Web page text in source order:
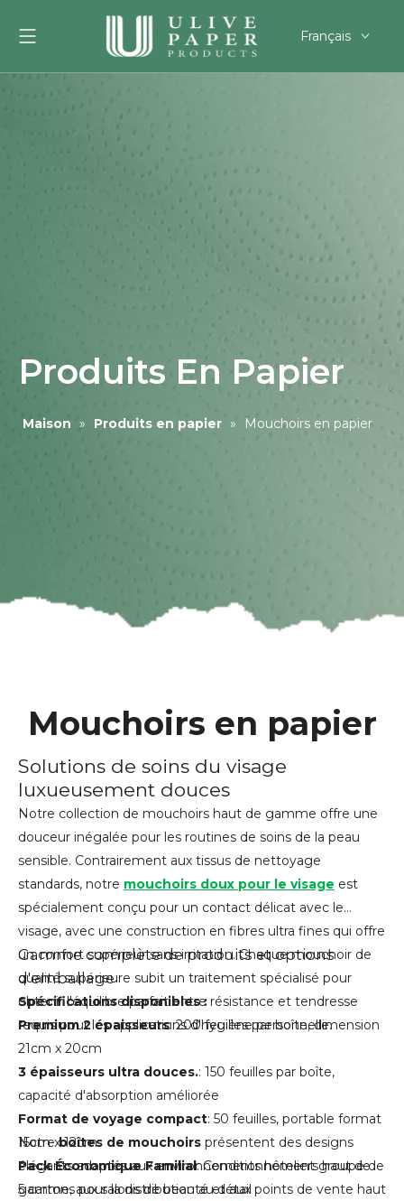
Français
Filipino
Produits En Papier
Maison » Produits en papier » Mouchoirs en papier
Mouchoirs en papier
Solutions de soins du visage
luxueusement douces
Notre collection de mouchoirs haut de gamme offre une
douceur inégalée pour les routines de soins de la peau
sensible. Contrairement aux tissus de nettoyage
standards, notre mouchoirs doux pour le visage est
spécialement conçu pour un contact délicat avec le
visage, avec une construction en fibres ultra fines qui offre
un confort supérieur sans irritation. Chaque mouchoir de
qualité supérieure subit un traitement spécialisé pour
obtenir l'équilibre parfait entre résistance et tendresse
requis pour les applications d'hygiène personnelle.
Gamme complète de produits et options
d'emballage
Spécifications disponibles :
Premium 2 épaisseurs: 200 feuilles par boîte, dimension
21cm x 20cm
3 épaisseurs ultra douces.: 150 feuilles par boîte,
capacité d'absorption améliorée
Format de voyage compact: 50 feuilles, portable format
15cm x 12cm
Pack Économique Familial: Conditionnement groupé de
5 cartons pour la distribution au détail
Notreboîtes de mouchoirs présentent des designs
élégants adaptés aux environnements hôteliers haut de
gamme, aux salons de beauté et aux points de vente haut